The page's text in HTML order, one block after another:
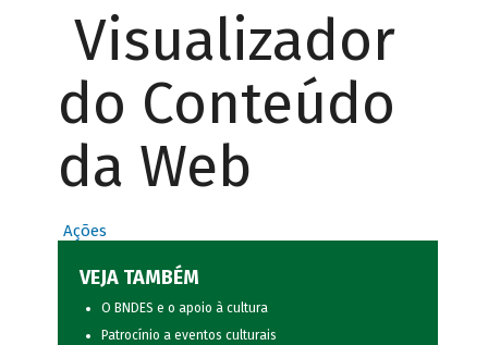
Visualizador
do Conteúdo
da Web
Ações
VEJA TAMBÉM
O BNDES e o apoio à cultura
Patrocínio a eventos culturais